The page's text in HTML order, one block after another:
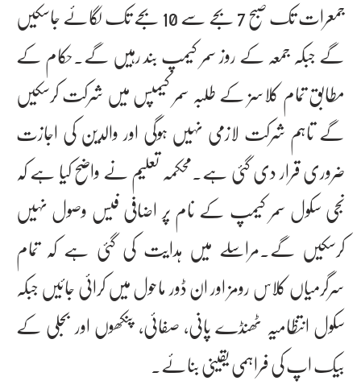
جمعرات تک صبح 7 بجے سے 10 بجے تک لگائے جاسکیں
گے جبکہ جمعہ کے روز سمر کیمپ بند رہیں گے۔حکام کے
مطابق تمام کلاسز کے طلبہ سمر کیمپس میں شرکت کرسکیں
گے تاہم شرکت لازمی نہیں ہوگی اور والدین کی اجازت
ضروری قرار دی گئی ہے۔محکمہ تعلیم نے واضح کیا ہے کہ
نجی سکول سمر کیمپ کے نام پر اضافی فیس وصول نہیں
کرسکیں گے۔مراسلے میں ہدایت کی گئی ہے کہ تمام
سرگرمیاں کلاس رومز اور ان ڈور ماحول میں کرائی جائیں جبکہ
سکول انتظامیہ ٹھنڈے پانی، صفائی، پنکھوں اور بجلی کے
بیک اپ کی فراہمی یقینی بنائے۔